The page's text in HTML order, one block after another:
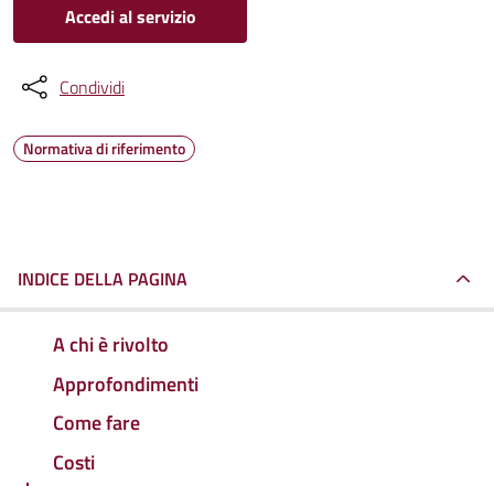
Accedi al servizio
Condividi
Normativa di riferimento
INDICE DELLA PAGINA
A chi è rivolto
Approfondimenti
Come fare
Costi